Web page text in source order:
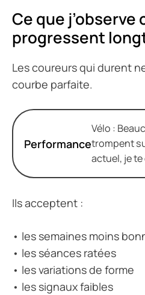
Ce que j’observe
progressent
Les coureurs qui durent
courbe parfaite.
Performance
Vélo :
trompent
actuel, je
Ils acceptent :
• les semaines moins
• les séances ratées
• les variations de forme
• les signaux faibles